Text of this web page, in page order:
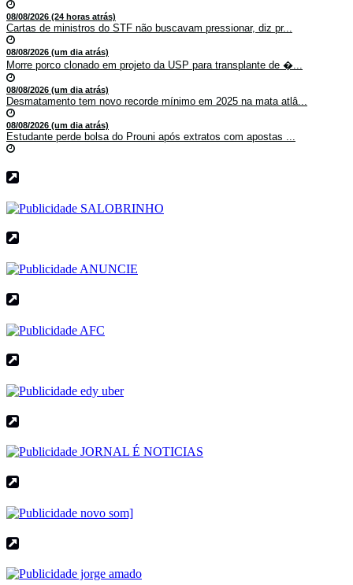
08/08/2026 (24 horas atrás)
Cartas de ministros do STF não buscavam pressionar, diz pr...
08/08/2026 (um dia atrás)
Morre porco clonado em projeto da USP para transplante de �...
08/08/2026 (um dia atrás)
Desmatamento tem novo recorde mínimo em 2025 na mata atlâ...
08/08/2026 (um dia atrás)
Estudante perde bolsa do Prouni após extratos com apostas ...